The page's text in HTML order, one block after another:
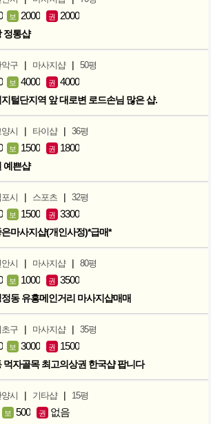
보 2000 권 2000
정통샵
구 | 마사지샵 | 50평
보 4000 권 4000
털단지역 앞 대로변 로드손님 많은 샵.
시 | 타이샵 | 36평
보 1500 권 1800
예쁜샵
시 | 스포츠 | 32평
보 1500 권 3300
마사지샵(개인사정)*급매*
시 | 마사지샵 | 80평
보 1000 권 3500
동 유흥메인거리 마사지샵매매
구 | 마사지샵 | 35평
보 3000 권 1500
먹자골목 최고의상권 한국샵 팝니다
시 | 기타샵 | 15평
보 500 권 없음